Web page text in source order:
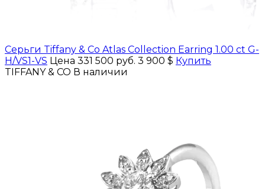
Серьги Tiffany & Co Atlas Collection Earring 1.00 ct G-
H/VS1-VS Цена 331 500 руб. 3 900 $ Купить
TIFFANY & CO В наличии